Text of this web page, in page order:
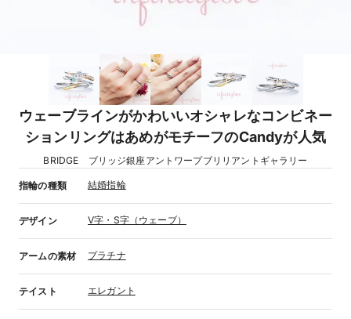
ウェーブラインがかわいいオシャレなコンビネー
ションリングはあめがモチーフのCandyが人気
BRIDGE ブリッジ銀座アントワープブリリアントギャラリー
指輪の種類 結婚指輪
デザイン V字・S字（ウェーブ）
アームの素材 プラチナ
テイスト エレガント